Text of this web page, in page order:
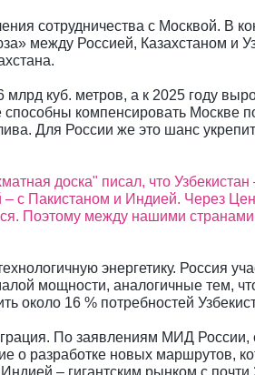
сотрудничества с Москвой. В
между Россией, Казахстаном и
млрд куб. метров, а к 2025 году
компенсировать Москве
Для России же это шанс
доска" писал, что
с Пакистаном и Индией. Через
Поэтому между нашими
энергетику. Россия
мощности, аналогичные тем,
около 16 % потребностей
По заявлениям МИД
о разработке новых маршрутов,
– гигантским рынком с